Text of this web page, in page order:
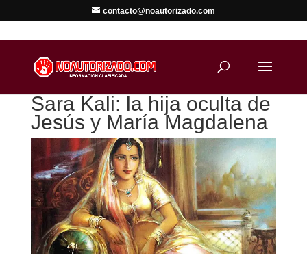
contacto@noautorizado.com
Sara Kali: la hija oculta de
Jesús y María Magdalena